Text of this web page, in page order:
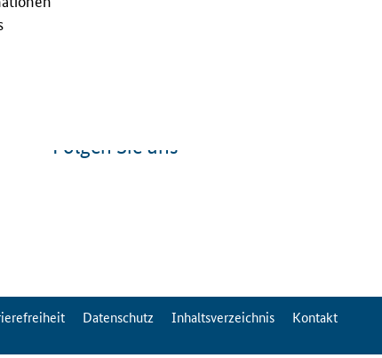
Folgen Sie uns
Datenschutz Inhaltsverzeichnis Kontakt